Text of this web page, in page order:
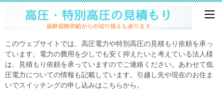
このウェブサイトでは、高圧電力や特別高圧の見積もり依頼を承っ
ています。電力の費用を少しでも安く抑えたいと考えている法人様
は、見積もり依頼を承っていますのでご連絡ください。あわせて低
圧電力についての情報も記載しています。引越し先や現在のお住ま
いでスイッチングの申し込みはこちらから。